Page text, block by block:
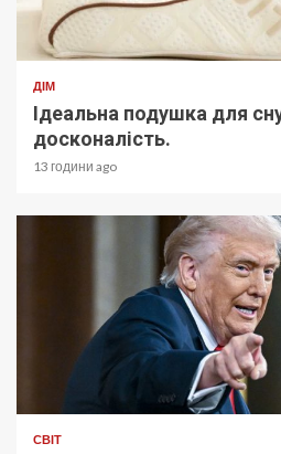
ДІМ
Ідеальна подушка для
досконалість.
13 години ago
СВІТ